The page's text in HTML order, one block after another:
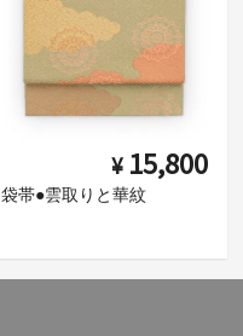
¥ 15,800
袋帯●雲取りと華紋